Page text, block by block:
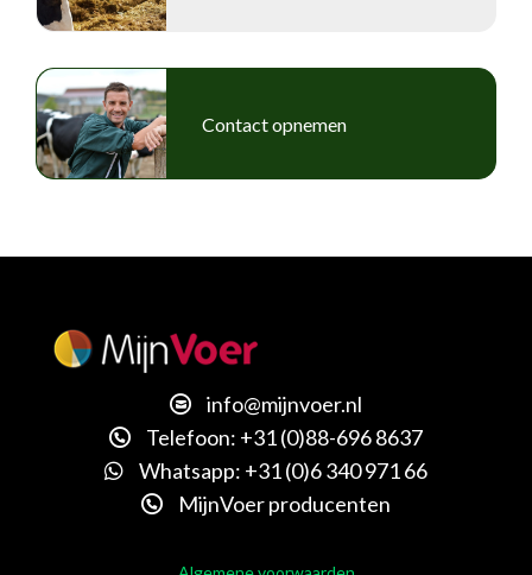
Contact opnemen
info@mijnvoer.nl
Telefoon: +31 (0)88-696 8637
Whatsapp: +31 (0)6 340 971 66
MijnVoer producenten